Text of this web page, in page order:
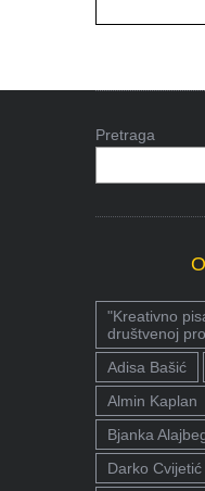
Pretraga
"Kreativno
društvenoj
Adisa Bašić
Almin Kaplan
Bjanka
Darko Cvijetić